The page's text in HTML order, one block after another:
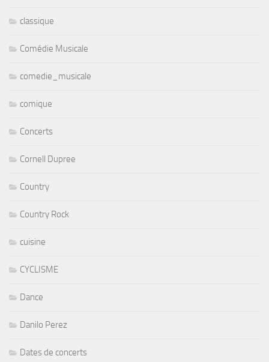
classique
Comédie Musicale
comedie_musicale
comique
Concerts
Cornell Dupree
Country
Country Rock
cuisine
CYCLISME
Dance
Danilo Perez
Dates de concerts